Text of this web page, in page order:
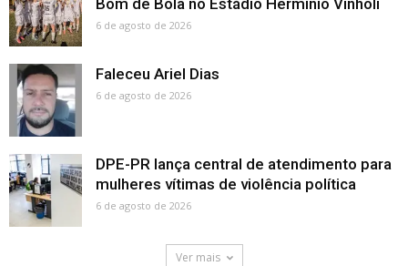
Bom de Bola no Estádio Hermínio Vinholi
6 de agosto de 2026
Faleceu Ariel Dias
6 de agosto de 2026
DPE-PR lança central de atendimento para
mulheres vítimas de violência política
6 de agosto de 2026
Ver mais